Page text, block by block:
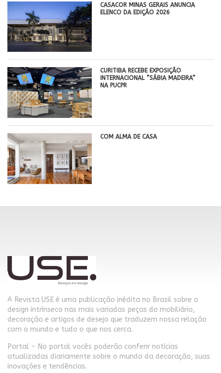
CASACOR MINAS GERAIS ANUNCIA
ELENCO DA EDIÇÃO 2026
CURITIBA RECEBE EXPOSIÇÃO
INTERNACIONAL “SÁBIA MADEIRA”
NA PUCPR
COM ALMA DE CASA
A Revista USE é uma publicação inédita no Brasil sobre o
design intrínseco nas mais variadas peças do mobiliário,
decoração e artigos de desejo que traduzem nossa relação
com o mundo e tudo o que nos cerca.
Portal - No portal vocês poderão conferir notícias
atualizadas diariamente sobre o mundo da decoração, suas
inovações e tendências.